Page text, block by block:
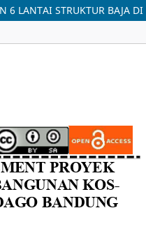
6 LANTAI STRUKTUR BAJA